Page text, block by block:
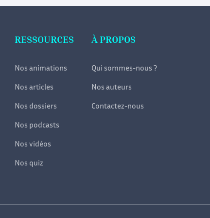
RESSOURCES
Nos animations
Nos articles
Nos dossiers
Nos podcasts
Nos vidéos
Nos quiz
À PROPOS
Qui sommes-nous ?
Nos auteurs
Contactez-nous